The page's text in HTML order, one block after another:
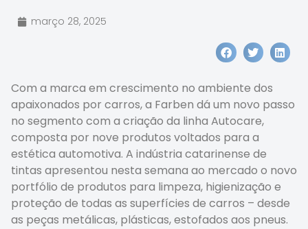
março 28, 2025
Com a marca em crescimento no ambiente dos
apaixonados por carros, a Farben dá um novo passo
no segmento com a criação da linha Autocare,
composta por nove produtos voltados para a
estética automotiva. A indústria catarinense de
tintas apresentou nesta semana ao mercado o novo
portfólio de produtos para limpeza, higienização e
proteção de todas as superfícies de carros – desde
as peças metálicas, plásticas, estofados aos pneus.